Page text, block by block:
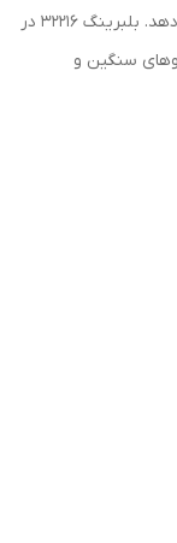
محصولاتی با طول عمر بالا و عملکرد روان ارائه می‌دهد. بلبرینگ 32216 در
سنگین و